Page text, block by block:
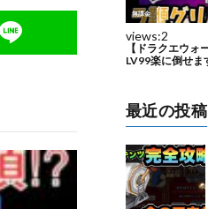
最近の投稿